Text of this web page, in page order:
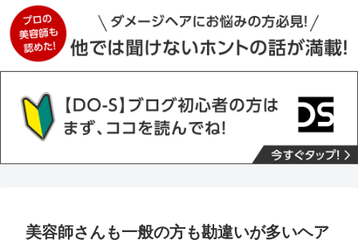
美容師さんも一般の方も勘違いが多いヘア